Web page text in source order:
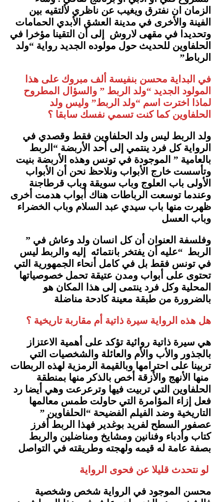
الزمان ان نفترق ويغيب عن ناظري لألتقيه بين
الفينة والأخرى في مدينة العشق الأبدي الحمامات
وتحديدا في مقهى لاروش إلى أن التقينا مؤخرا في
الحلفاوين للحديث حول مولوده الجديد رواية “ولد
الرباط”
في البداية محسن بنفيسة ألف مبروك على هذا
المولود الجديد “ولد الربط ” والسؤال المطروح
لماذا اخترت اسم “ولد الربط” وليس ولد
الحلفاوين كما كنت تسمي نفسك سابقا ؟
ولد الربط ليس ولد الحلفاوين فقط وقصدي في
الرواية كل فرد ينتمي إلى أحد الأربضة “الربط
بالعامية ” الموجودة في تونس وهذه الأربضة بنيت
وتأسست خارج الأبواب ونلاحظ نحن أن الأبواب
الأولى باب العلوج وباب سويقة وباب قرطاجنة
وعندما توسعت الرباطات هناك أبواب هدمت أخرى
ظهرت منها باب سيدي عبد السلام وباب الخضراء
وباب العسل
وفلسفة العنوان أن كل انسان ولد وعاش في ”
الربط “عليه أن يفتخر بانتمائه إليه والربط ليس
في تونس فقط بل في كامل أنحاء الجمهورية التي
تحتوى على أبواب ومدن عتيقة تحمل خصوصياتها
المحلية وكل فرد ينتمى إلى هذا المكان هو
بالضرورة من طبقة معينة كادحة مناضلة
هل هذه الرواية سيرة ذاتية أم مقاربة تاريخية ؟
هي سيرة ذاتية روائية تؤكد على أهمية الاعتزاز
بالجذور والأب والأم والعائلة والشخصيات التي
تربينا على احترامها وبالقيمة الرمزية لهذه الربطات
منها الأنهج والأزقة أخص بالذكر منها بمنطقة
الحلفاوين التي تربيت فيها وترعرعت وهي أيضا رد
فعل إزاء المؤامرة التي حاولت طمس معالمها
التاريخية وضد الفيلم الفضيحة “الحلفاوين ”
عصفور السطح لفريد بوغدير فهذا الربط أفرز
كتاب وأدباء وفنانين ومشايخ ومناضلين والربط
بصفة عامة له قيمه ولهجته وطريقته في التواصل
لو نتحدث قليلا عن فحوى الرواية
محسن الموجود في الرواية شخص وشخصية